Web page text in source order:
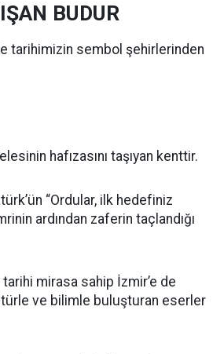
BUDUR
tarihimizin sembol şehirlerinden
hafızasını taşıyan kenttir.
“Ordular, ilk hedefiniz
ardından zaferin taçlandığı
mirasa sahip İzmir’e de
ve bilimle buluşturan eserler